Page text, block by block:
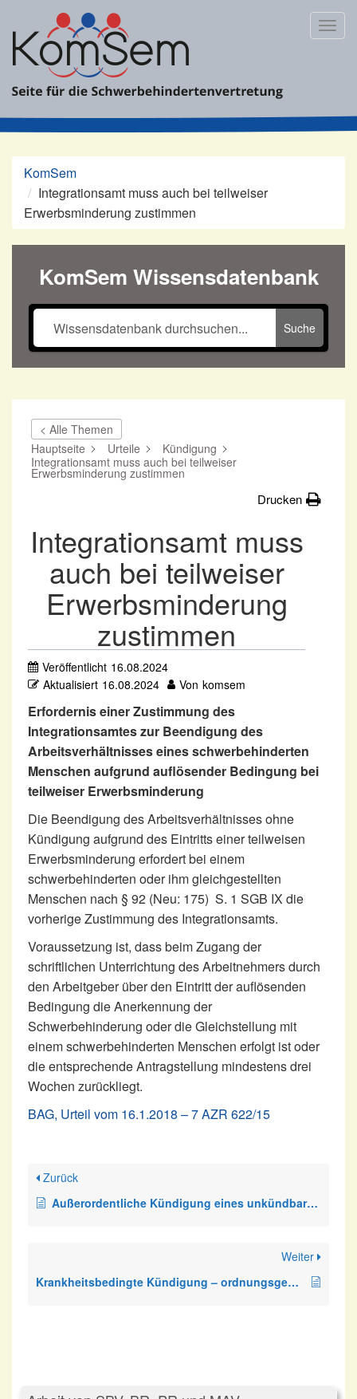
Inhalt
springen
KomSem
Integrationsamt muss auch bei teilweiser
Erwerbsminderung zustimmen
KomSem Wissensdatenbank
Suche
< Alle Themen
Hauptseite
Urteile
Kündigung
Integrationsamt muss auch bei teilweiser
Erwerbsminderung zustimmen
Drucken
Integrationsamt muss
auch bei teilweiser
Erwerbsminderung
zustimmen
Veröffentlicht 16.08.2024
Aktualisiert 16.08.2024 Von komsem
Erfordernis einer Zustimmung des
Integrationsamtes zur Beendigung des
Arbeitsverhältnisses eines schwerbehinderten
Menschen aufgrund auflösender Bedingung bei
teilweiser Erwerbsminderung
Die Beendigung des Arbeitsverhältnisses ohne
Kündigung aufgrund des Eintritts einer teilweisen
Erwerbsminderung erfordert bei einem
schwerbehinderten oder ihm gleichgestellten
Menschen nach § 92 (Neu: 175) S. 1 SGB IX die
vorherige Zustimmung des Integrationsamts.
Voraussetzung ist, dass beim Zugang der
schriftlichen Unterrichtung des Arbeitnehmers durch
den Arbeitgeber über den Eintritt der auflösenden
Bedingung die Anerkennung der
Schwerbehinderung oder die Gleichstellung mit
einem schwerbehinderten Menschen erfolgt ist oder
die entsprechende Antragstellung mindestens drei
Wochen zurückliegt.
BAG, Urteil vom 16.1.2018 – 7 AZR 622/15
Zurück
Außerordentliche Kündigung eines unkündbaren Arbeitnehmers
Weiter
Krankheitsbedingte Kündigung – ordnungsgemäße Einladung zu einem BEM